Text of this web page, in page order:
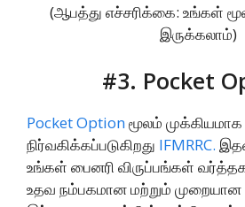
(ஆபத்து எச்சரிக்கை: உங்கள்
இருக்கலாம்)
#3. Pocket
Pocket Optionமூலம் முக்கியமாக
நிர்வகிக்கப்படுகிறது IFMRRC.
உங்கள் பைனரி விருப்பங்கள்
உதவ நம்பகமான மற்றும் முறையான